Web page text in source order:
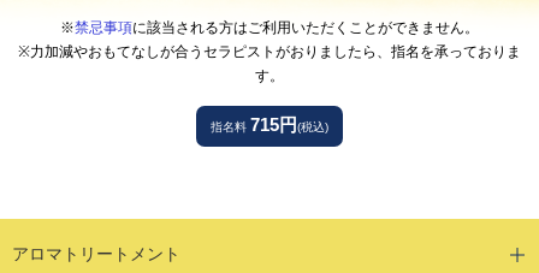
※禁忌事項に該当される方はご利用いただくことができません。
※力加減やおもてなしが合うセラピストがおりましたら、指名を承っておりま
す。
指名料 715円(税込)
アロマトリートメント